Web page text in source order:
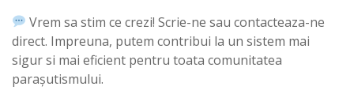
Vrem sa stim ce crezi! Scrie-ne sau contacteaza-ne
direct. Impreuna, putem contribui la un sistem mai
sigur si mai eficient pentru toata comunitatea
parașutismului.